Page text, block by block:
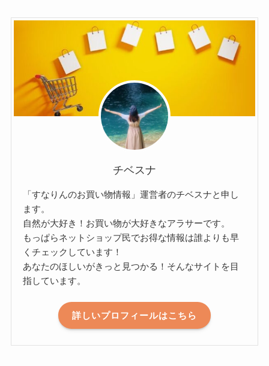
チベスナ
「すなりんのお買い物情報」運営者のチベスナと申し
ます。
自然が大好き！お買い物が大好きなアラサーです。
もっぱらネットショップ民でお得な情報は誰よりも早
くチェックしています！
あなたのほしいがきっと見つかる！そんなサイトを目
指しています。
詳しいプロフィールはこちら